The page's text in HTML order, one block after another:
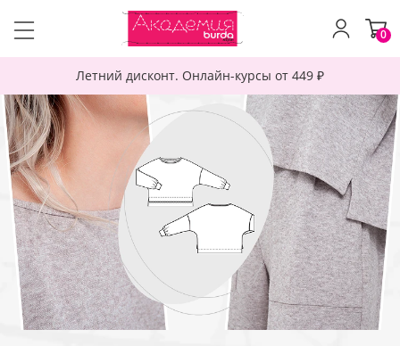
Летний дисконт. Онлайн-курсы от 449 ₽
0